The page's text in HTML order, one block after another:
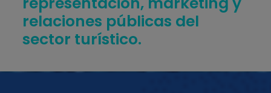
relaciones públicas del
sector turístico.